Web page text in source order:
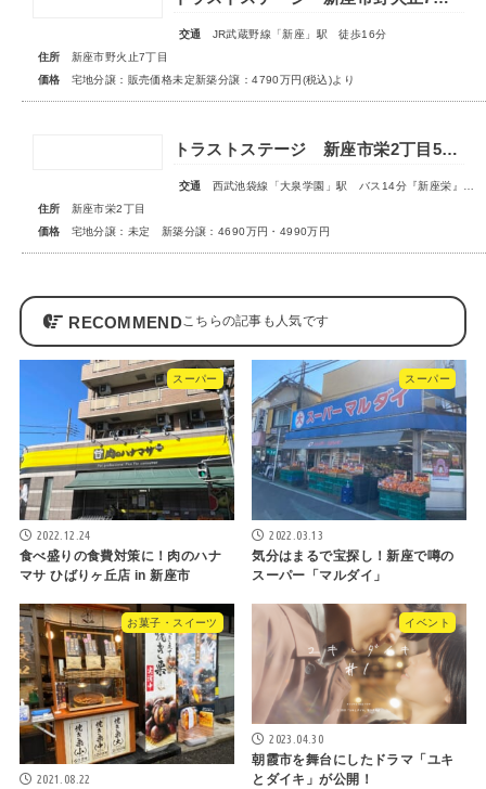
交通
JR武蔵野線「新座」駅 徒歩16分
住所
新座市野火止7丁目
価格
宅地分譲：販売価格未定新築分譲：4790万円(税込)より
トラストステージ 新座市栄2丁目5期 全9区画 宅地分譲：◇販売予告◇新築分譲：◆販売開始◆
交通
西武池袋線「大泉学園」駅 バス14分『新座栄』停歩5～6分
住所
新座市栄2丁目
価格
宅地分譲：未定 新築分譲：4690万円・4990万円
RECOMMEND
スーパー
2022.12.24
食べ盛りの食費対策に！肉のハナ
マサ ひばりヶ丘店 in 新座市
スーパー
2022.03.13
気分はまるで宝探し！新座で噂の
スーパー「マルダイ」
お菓子・スイーツ
2021.08.22
イベント
2023.04.30
朝霞市を舞台にしたドラマ「ユキ
とダイキ」が公開！